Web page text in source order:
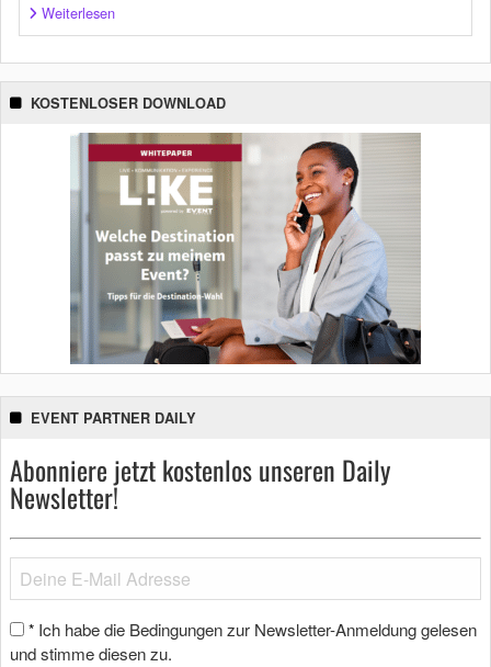
Weiterlesen
KOSTENLOSER DOWNLOAD
EVENT PARTNER DAILY
Abonniere jetzt kostenlos unseren Daily
Newsletter!
* Ich habe die Bedingungen zur Newsletter-Anmeldung gelesen
und stimme diesen zu.